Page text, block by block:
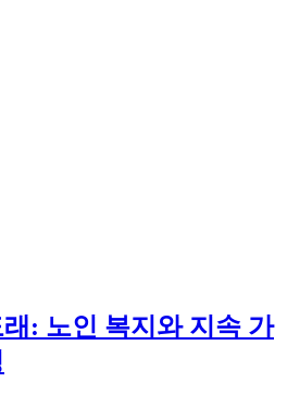
: 노인 복지와 지속 가